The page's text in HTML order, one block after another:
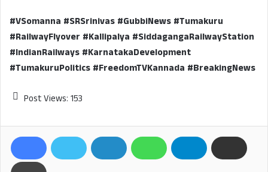
#VSomanna #SRSrinivas #GubbiNews #Tumakuru
#RailwayFlyover #Kallipalya #SiddagangaRailwayStation
#IndianRailways #KarnatakaDevelopment
#TumakuruPolitics #FreedomTVKannada #BreakingNews
Post Views: 153